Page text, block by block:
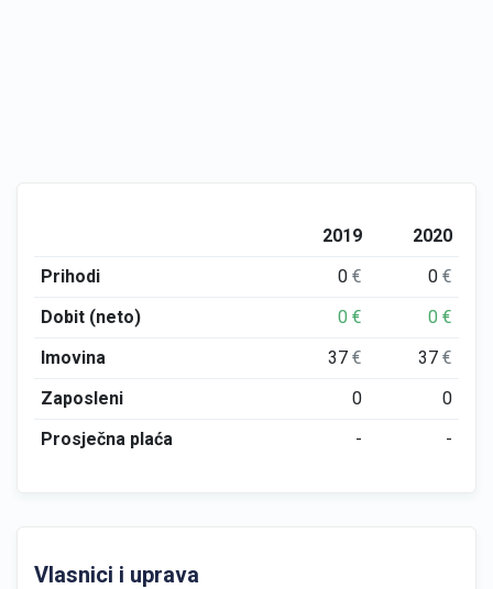
2019
2020
Prihodi
0€ 0€
Dobit (neto)
0€ 0€
Imovina
37€ 37€
Zaposleni
0
0
Prosječna plaća
- -
Vlasnici i uprava